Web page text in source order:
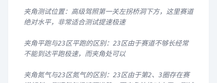
夹角测试位置：高级驾照第一关左拐桥洞下方，这里赛道
绝对水平，非常适合测试提速极速
夹角平跑与23区平跑的区别：23区由于赛道不够长经常
不能到达平跑极速，而夹角处可以
夹角氮气与23区氮气的区别：23区由于第2、3圈存在赛